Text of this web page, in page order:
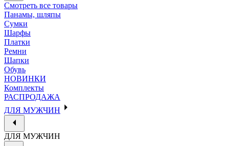
Смотреть все товары
Панамы, шляпы
Сумки
Шарфы
Платки
Ремни
Шапки
Обувь
НОВИНКИ
Комплекты
РАСПРОДАЖА
ДЛЯ МУЖЧИН
ДЛЯ МУЖЧИН